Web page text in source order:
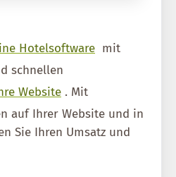
Hotelsoftware mit
schnellen
Website . Mit
auf Ihrer Website und in
Sie Ihren Umsatz und